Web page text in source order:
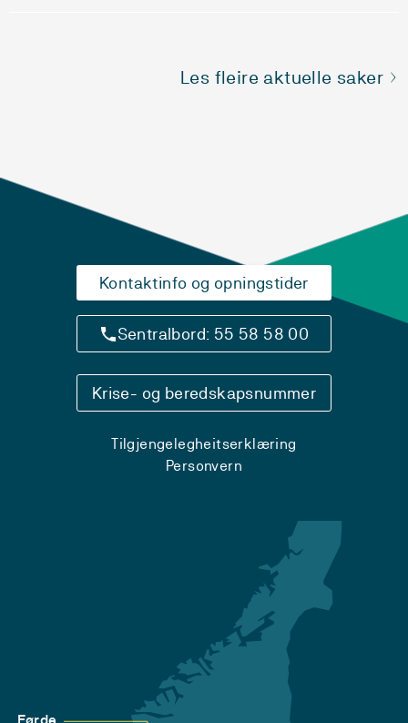
Les fleire aktuelle saker
Kontaktinfo og opningstider
Sentralbord: 55 58 58 00
Krise- og beredskapsnummer
Tilgjengelegheitserklæring
Personvern
Førde